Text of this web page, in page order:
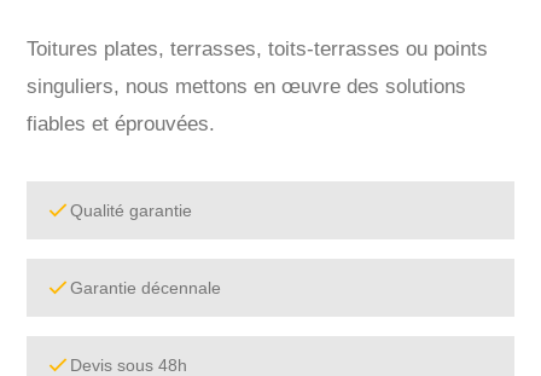
Toitures plates, terrasses, toits-terrasses ou points
singuliers, nous mettons en œuvre des solutions
fiables et éprouvées.
Qualité garantie
Garantie décennale
Devis sous 48h